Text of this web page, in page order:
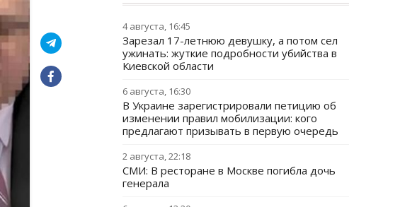
4 августа, 16:45
Зарезал 17-летнюю девушку, а потом сел
ужинать: жуткие подробности убийства в
Киевской области
6 августа, 16:30
В Украине зарегистрировали петицию об
изменении правил мобилизации: кого
предлагают призывать в первую очередь
2 августа, 22:18
СМИ: В ресторане в Москве погибла дочь
генерала